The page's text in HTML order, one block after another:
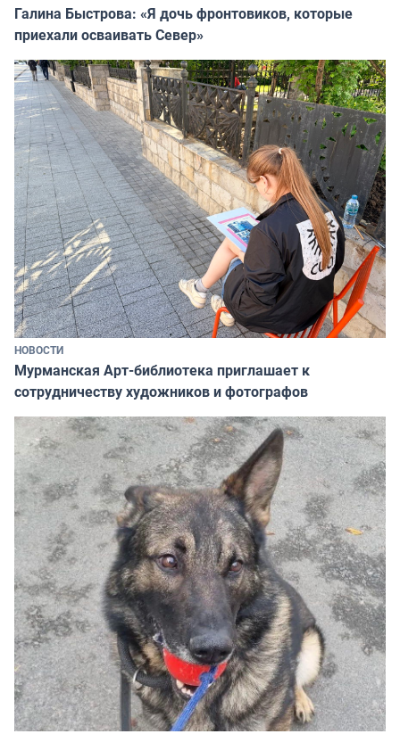
Галина Быстрова: «Я дочь фронтовиков, которые
приехали осваивать Север»
НОВОСТИ
Мурманская Арт-библиотека приглашает к
сотрудничеству художников и фотографов